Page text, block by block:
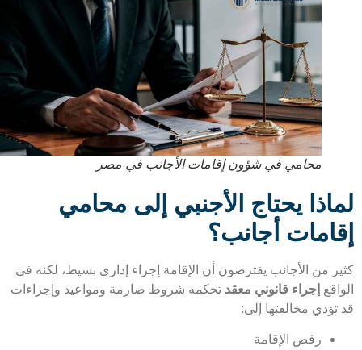
محامي في شؤون إقامات الأجانب في مصر
يحتاج الأجنبي إلى محامي
أجانب؟
من الأجانب يفترضون أن الإقامة إجراء إداري بسيط، لكنه في
إجراء قانوني معقدتحكمه شروط صارمة ومواعيد وإجراءات
مخالفتها إلى:
رفض الإقامة